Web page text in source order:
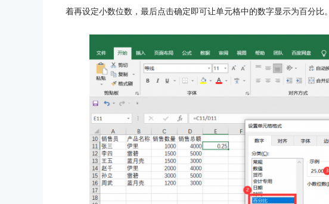
着再设定小数位数，最后点击确定即可让单元格中的数字显示为百分比。